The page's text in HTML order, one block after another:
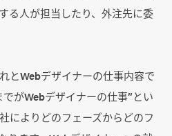
る人が担当したり、外注先に委
とWebデザイナーの仕事内容で
がWebデザイナーの仕事”とい
によりどのフェーズからどのフ